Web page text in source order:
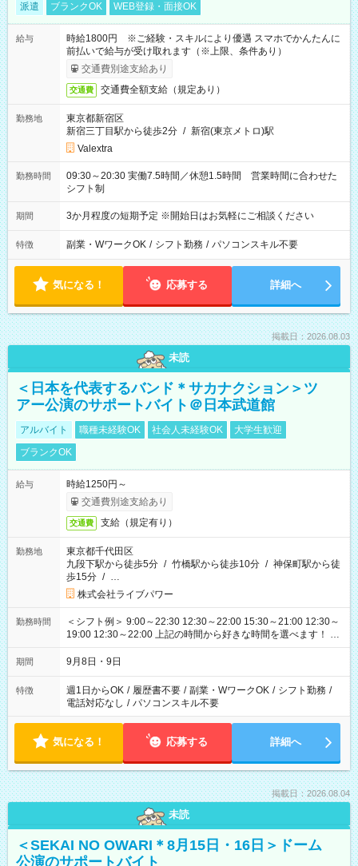
派遣 ブランクOK WEB登録・面接OK
給与
時給1800円 ※ご経験・スキルにより優遇 スマホでかんたんに
前払いで給与が受け取れます（※上限、条件あり）
交通費別途支給あり
交通費 交通費全額支給（規定あり）
勤務地
東京都新宿区
新宿三丁目駅から徒歩2分 / 新宿(東京メトロ)駅
Valextra
勤務時間
09:30～20:30 実働7.5時間／休憩1.5時間 営業時間に合わせた
シフト制
期間 3か月程度の短期予定 ※開始日はお気軽にご相談ください
特徴 副業・WワークOK / シフト勤務 / パソコンスキル不要
気になる！ 応募する 詳細へ
掲載日：2026.08.03
未読
＜日本を代表するバンド＊サカナクション＞ツ
アー公演のサポートバイト＠日本武道館
アルバイト 職種未経験OK 社会人未経験OK
大学生歓迎
ブランクOK
給与
時給1250円～
交通費別途支給あり
交通費 支給（規定有り）
勤務地
東京都千代田区
九段下駅から徒歩5分 / 竹橋駅から徒歩10分 / 神保町駅から徒
歩15分 / …
株式会社ライブパワー
勤務時間
＜シフト例＞ 9:00～22:30 12:30～22:00 15:30～21:00 12:30～
19:00 12:30～22:00 上記の時間から好きな時間を選べます！ ※
時間は変更となる可能性があります
期間 9月8日・9日
特徴 週1日からOK / 履歴書不要 / 副業・WワークOK / シフト勤務 /
電話対応なし / パソコンスキル不要
気になる！ 応募する 詳細へ
掲載日：2026.08.04
未読
＜SEKAI NO OWARI＊8月15日・16日＞ドーム
公演のサポートバイト